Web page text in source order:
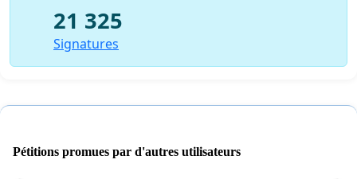
21 325
Signatures
Pétitions promues par d'autres utilisateurs